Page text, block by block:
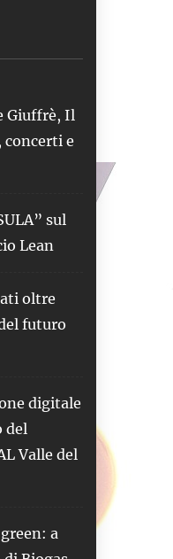
Giuffrè, Il
concerti e
sul
Lean
oltre
futuro
digitale
del
Valle del
a